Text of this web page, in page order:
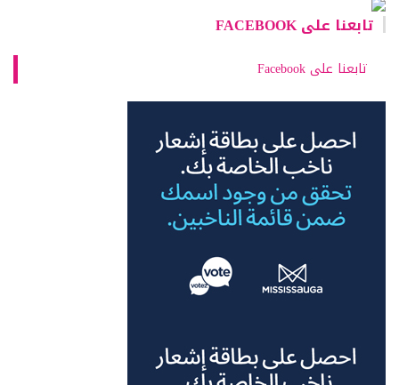
تابعنا على FACEBOOK
تابعنا على Facebook